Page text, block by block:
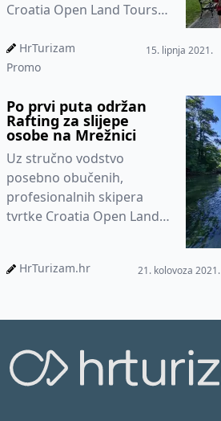
Croatia Open Land Tours
ostvaruje se vrlo kvalitetn...
HrTurizam
Promo
15. lipnja 2021.
Po prvi puta održan
Rafting za slijepe
osobe na Mrežnici
Uz stručno vodstvo
posebno obučenih,
profesionalnih skipera
tvrtke Croatia Open Land
održan rafting za s...
HrTurizam.hr 21. kolovoza 2021.